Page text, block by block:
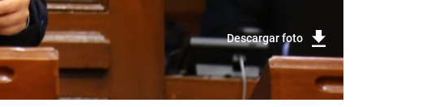
Descargar foto